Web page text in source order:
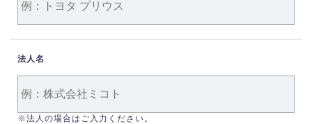
法人名
※法人の場合はご入力ください。